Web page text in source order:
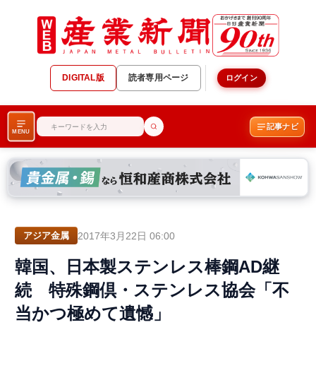
DIGITAL版 読者専用ページ ログイン
MENU
記事ナビ
アジア金属 2017年3月22日 06:00
韓国、日本製ステンレス棒鋼AD継
続 特殊鋼倶・ステンレス協会「不
当かつ極めて遺憾」